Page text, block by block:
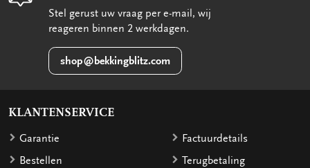
Stel gerust uw vraag per e-mail, wij
reageren binnen 2 werkdagen.
shop@bekkingblitz.com
KLANTENSERVICE
Garantie
Bestellen
Factuurdetails
Terugbetaling